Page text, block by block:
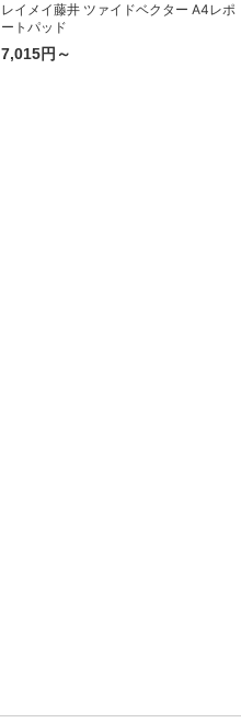
レイメイ藤井 ツァイドベクター A4レポ
ートパッド
7,015円～